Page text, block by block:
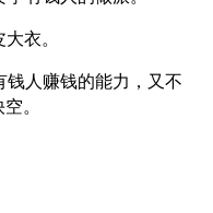
衣。
人赚钱的能力，又不
。